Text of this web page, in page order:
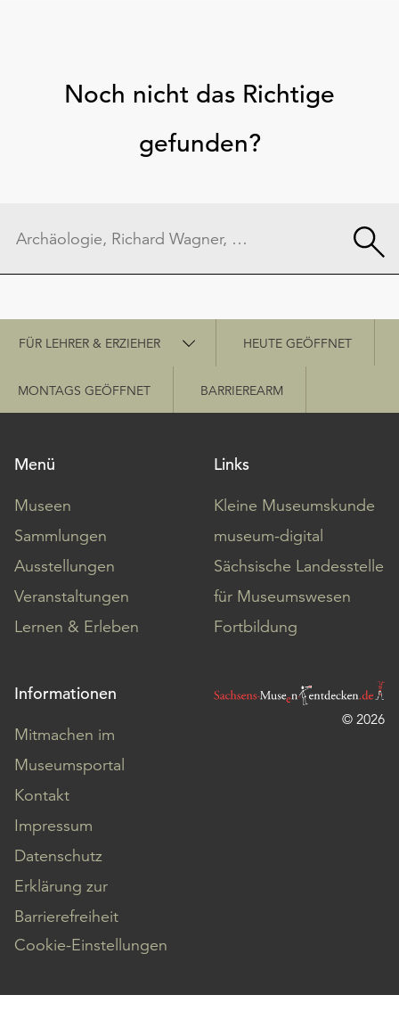
Noch nicht das Richtige
gefunden?
Schnellzugriff
FÜR LEHRER & ERZIEHER HEUTE GEÖFFNET
MONTAGS GEÖFFNET BARRIEREARM
Menü
Museen
Sammlungen
Ausstellungen
Veranstaltungen
Lernen & Erleben
Links
Kleine Museumskunde
museum-digital
Sächsische Landesstelle
für Museumswesen
Fortbildung
Informationen
Mitmachen im
Museumsportal
Kontakt
Impressum
Datenschutz
Erklärung zur
Barrierefreiheit
Cookie-Einstellungen
© 2026